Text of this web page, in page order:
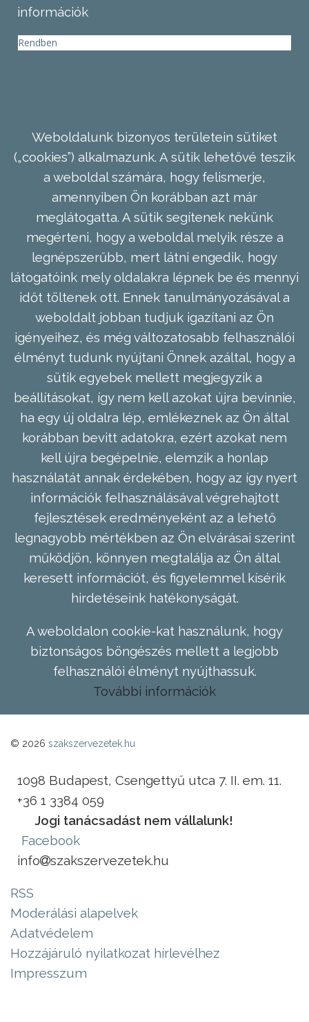
információk
Rendben
Weboldalunk bizonyos területein sütiket
(„cookies”) alkalmazunk. A sütik lehetővé teszik
a weboldal számára, hogy felismerje,
amennyiben Ön korábban azt már
meglátogatta. A sütik segítenek nekünk
megérteni, hogy a weboldal melyik része a
legnépszerűbb, mert látni engedik, hogy
látogatóink mely oldalakra lépnek be és mennyi
időt töltenek ott. Ennek tanulmányozásával a
weboldalt jobban tudjuk igazítani az Ön
igényeihez, és még változatosabb felhasználói
élményt tudunk nyújtani Önnek azáltal, hogy a
sütik egyebek mellett megjegyzik a
beállításokat, így nem kell azokat újra bevinnie,
ha egy új oldalra lép, emlékeznek az Ön által
korábban bevitt adatokra, ezért azokat nem
kell újra begépelnie, elemzik a honlap
használatát annak érdekében, hogy az így nyert
információk felhasználásával végrehajtott
fejlesztések eredményeként az a lehető
legnagyobb mértékben az Ön elvárásai szerint
működjön, könnyen megtalálja az Ön által
keresett információt, és figyelemmel kísérik
hirdetéseink hatékonyságát.
A weboldalon cookie-kat használunk, hogy
biztonságos böngészés mellett a legjobb
felhasználói élményt nyújthassuk.
További információk
© 2026 szakszervezetek.hu
1098 Budapest, Csengettyű utca 7. II. em. 11.
+36 1 3384 059
Jogi tanácsadást nem vállalunk!
Facebook
info
szakszervezetek.hu
RSS
Moderálási alapelvek
Adatvédelem
Hozzájáruló nyilatkozat hírlevélhez
Impresszum